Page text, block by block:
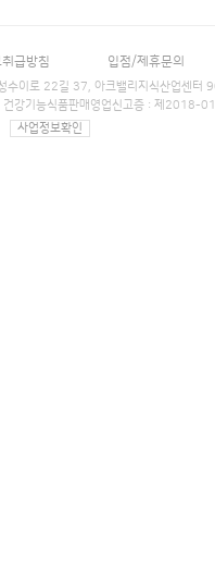
급방침 입점/제휴문의
성수이로 22길 37, 아크밸리지식산업
건강기능식품판매영업신고증 : 제2018-
사업정보확인